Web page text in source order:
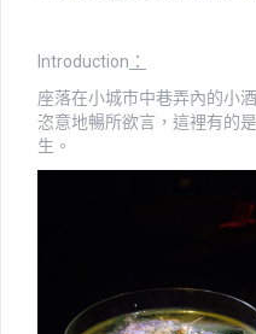
Introduction ：
座落在小城市中巷弄內的小
恣意地暢所欲言，這裡有的
生。